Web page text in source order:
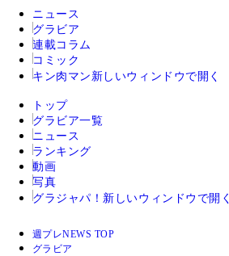
ニュース
グラビア
連載コラム
コミック
キン肉マン 新しいウィンドウで開く
トップ
グラビア一覧
ニュース
ランキング
動画
写真
グラジャパ！ 新しいウィンドウで開く
週プレNEWS TOP
グラビア